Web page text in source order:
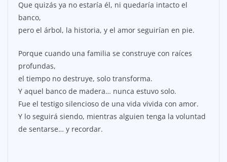
Que quizás ya no estaría él, ni quedaría intacto el
banco,
pero el árbol, la historia, y el amor seguirían en pie.
Porque cuando una familia se construye con raíces
profundas,
el tiempo no destruye, solo transforma.
Y aquel banco de madera… nunca estuvo solo.
Fue el testigo silencioso de una vida vivida con amor.
Y lo seguirá siendo, mientras alguien tenga la voluntad
de sentarse… y recordar.